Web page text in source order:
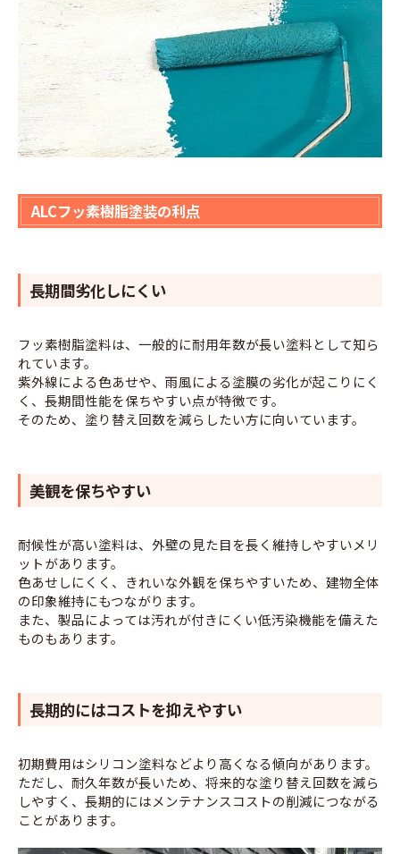
ALCフッ素樹脂塗装の利点
長期間劣化しにくい
フッ素樹脂塗料は、一般的に耐用年数が長い塗料として知ら
れています。
紫外線による色あせや、雨風による塗膜の劣化が起こりにく
く、長期間性能を保ちやすい点が特徴です。
そのため、塗り替え回数を減らしたい方に向いています。
美観を保ちやすい
耐候性が高い塗料は、外壁の見た目を長く維持しやすいメリ
ットがあります。
色あせしにくく、きれいな外観を保ちやすいため、建物全体
の印象維持にもつながります。
また、製品によっては汚れが付きにくい低汚染機能を備えた
ものもあります。
長期的にはコストを抑えやすい
初期費用はシリコン塗料などより高くなる傾向があります。
ただし、耐久年数が長いため、将来的な塗り替え回数を減ら
しやすく、長期的にはメンテナンスコストの削減につながる
ことがあります。